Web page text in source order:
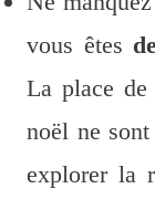
vous êtes
La place de
noël ne
explorer la